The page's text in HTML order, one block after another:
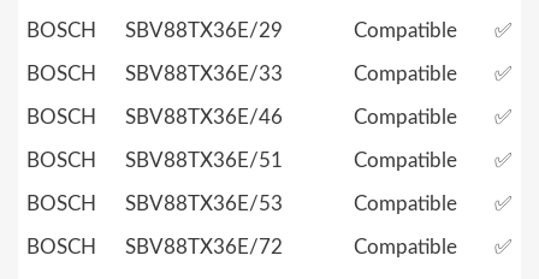
BOSCH SBV88TX36E/29 Compatible ✅
BOSCH SBV88TX36E/33 Compatible ✅
BOSCH SBV88TX36E/46 Compatible ✅
BOSCH SBV88TX36E/51 Compatible ✅
BOSCH SBV88TX36E/53 Compatible ✅
BOSCH SBV88TX36E/72 Compatible ✅